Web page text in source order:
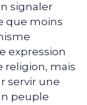
signaler
que moins
expression
religion, mais
servir une
peuple